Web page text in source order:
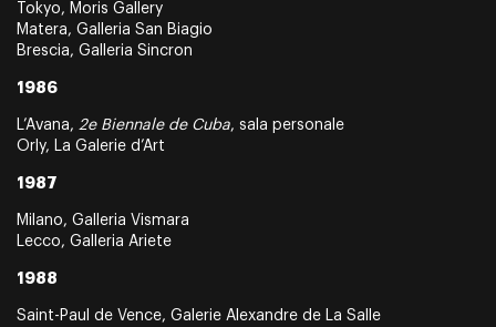
Tokyo, Moris Gallery
Matera, Galleria San Biagio
Brescia, Galleria Sincron
1986
L’Avana, 2e Biennale de Cuba, sala personale
Orly, La Galerie d’Art
1987
Milano, Galleria Vismara
Lecco, Galleria Ariete
1988
Saint-Paul de Vence, Galerie Alexandre de La Salle